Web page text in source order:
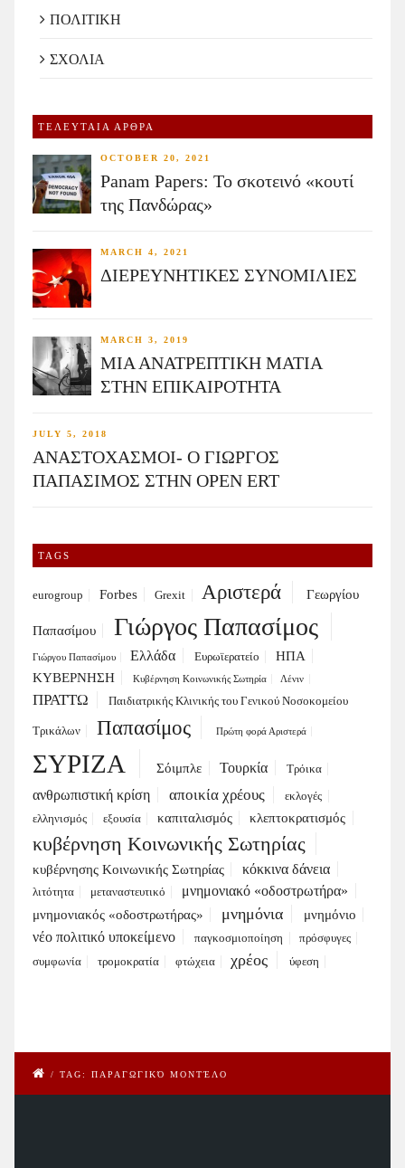
ΠΟΛΙΤΙΚΗ
ΣΧΟΛΙΑ
ΤΕΛΕΥΤΑΙΑ ΑΡΘΡΑ
OCTOBER 20, 2021
Panam Papers: Το σκοτεινό «κουτί
της Πανδώρας»
MARCH 4, 2021
ΔΙΕΡΕΥΝΗΤΙΚΕΣ ΣΥΝΟΜΙΛΙΕΣ
MARCH 3, 2019
ΜΙΑ ΑΝΑΤΡΕΠΤΙΚΗ ΜΑΤΙΑ
ΣΤΗΝ ΕΠΙΚΑΙΡΟΤΗΤΑ
JULY 5, 2018
ΑΝΑΣΤΟΧΑΣΜΟΙ- Ο ΓΙΩΡΓΟΣ
ΠΑΠΑΣΙΜΟΣ ΣΤΗΝ OPEN ERT
TAGS
eurogroup Forbes Grexit Αριστερά Γεωργίου
Παπασίμου Γιώργος Παπασίμος
Γιώργου Παπασίμου Ελλάδα Ευρωϊερατείο
ΗΠΑ
ΚΥΒΕΡΝΗΣΗ
Κυβέρνηση Κοινωνικής Σωτηρία Λένιν
ΠΡΑΤΤΩ Παιδιατρικής Κλινικής του Γενικού Νοσοκομείου
Τρικάλων Παπασίμος Πρώτη φορά Αριστερά
ΣΥΡΙΖΑ Σόιμπλε Τουρκία Τρόικα
ανθρωπιστική κρίση αποικία χρέους
εκλογές
ελληνισμός
εξουσία καπιταλισμός κλεπτοκρατισμός
κυβέρνηση Κοινωνικής Σωτηρίας
κυβέρνησης Κοινωνικής Σωτηρίας κόκκινα δάνεια
λιτότητα μεταναστευτικό μνημονιακό «οδοστρωτήρα»
μνημονιακός «οδοστρωτήρας» μνημόνια μνημόνιο
νέο πολιτικό υποκείμενο παγκοσμιοποίηση
πρόσφυγες
συμφωνία
τρομοκρατία φτώχεια χρέος ύφεση
/ TAG: ΠΑΡΑΓΩΓΙΚΌ ΜΟΝΤΈΛΟ